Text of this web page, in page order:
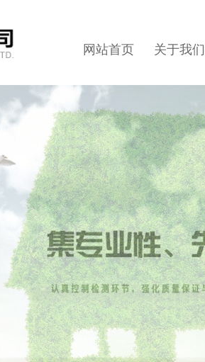
网站首页 关于我们